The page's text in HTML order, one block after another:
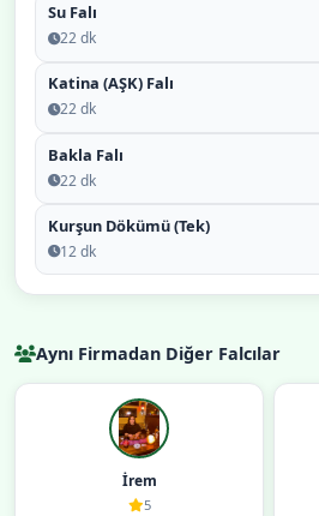
Su Falı
22 dk
Katina (AŞK) Falı
22 dk
Bakla Falı
22 dk
Kurşun Dökümü (Tek)
12 dk
Aynı Firmadan Diğer Falcılar
İrem
5